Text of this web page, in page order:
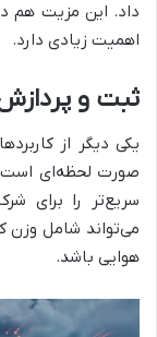
داد. این مزیت هم
اهمیت زیادی دارد.
ثبت و
یکی دیگر از
صورت لحظه‌ای است.
سریع‌تر را برای
می‌تواند شامل وزن
هوایی باشد.